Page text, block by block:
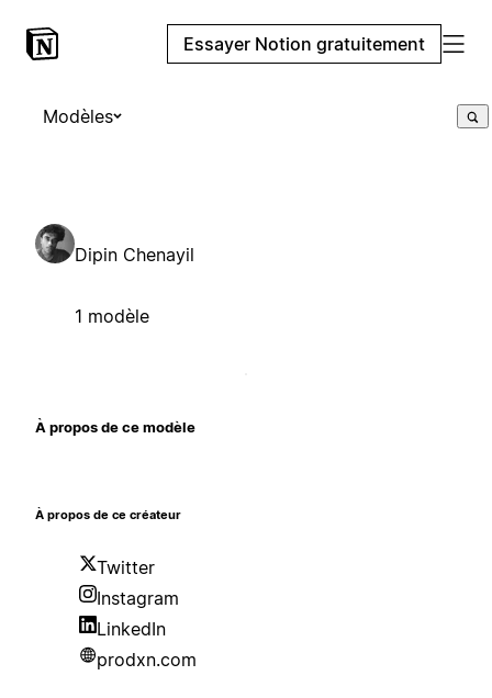
Essayer Notion gratuitement
Modèles
Dipin Chenayil
1 modèle
À propos de ce modèle
À propos de ce créateur
Twitter
Instagram
LinkedIn
prodxn.com